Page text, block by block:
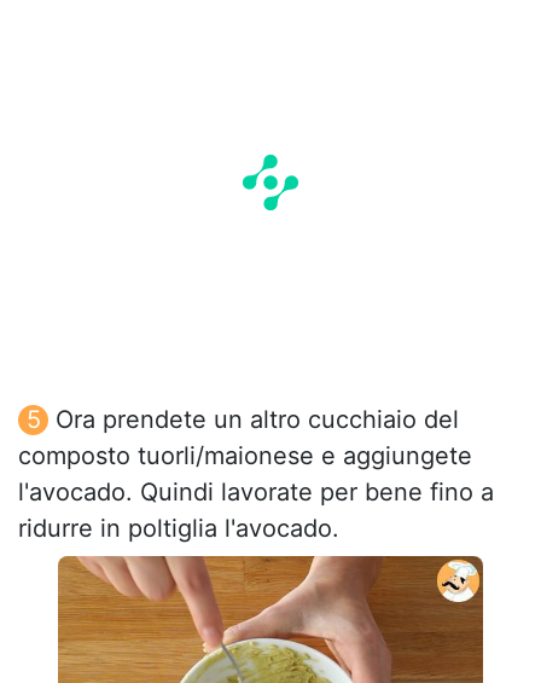
Ora prendete un altro cucchiaio del
composto tuorli/maionese e aggiungete
l'avocado. Quindi lavorate per bene fino a
ridurre in poltiglia l'avocado.